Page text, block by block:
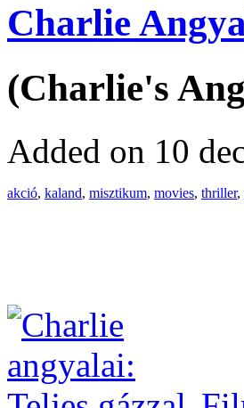
Charlie
(Charlie's
Added on 10
akció, kaland, misztikum, movies, thriller,